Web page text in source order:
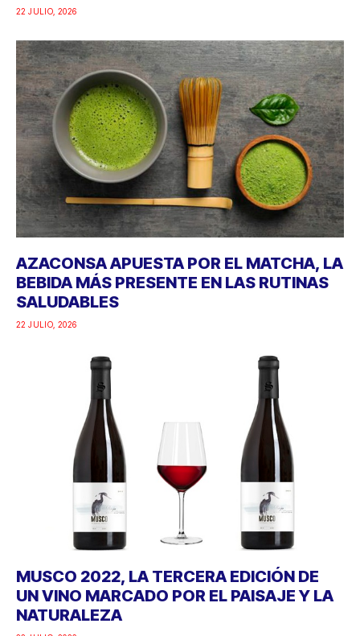
22 JULIO, 2026
AZACONSA APUESTA POR EL MATCHA, LA
BEBIDA MÁS PRESENTE EN LAS RUTINAS
SALUDABLES
22 JULIO, 2026
MUSCO 2022, LA TERCERA EDICIÓN DE
UN VINO MARCADO POR EL PAISAJE Y LA
NATURALEZA